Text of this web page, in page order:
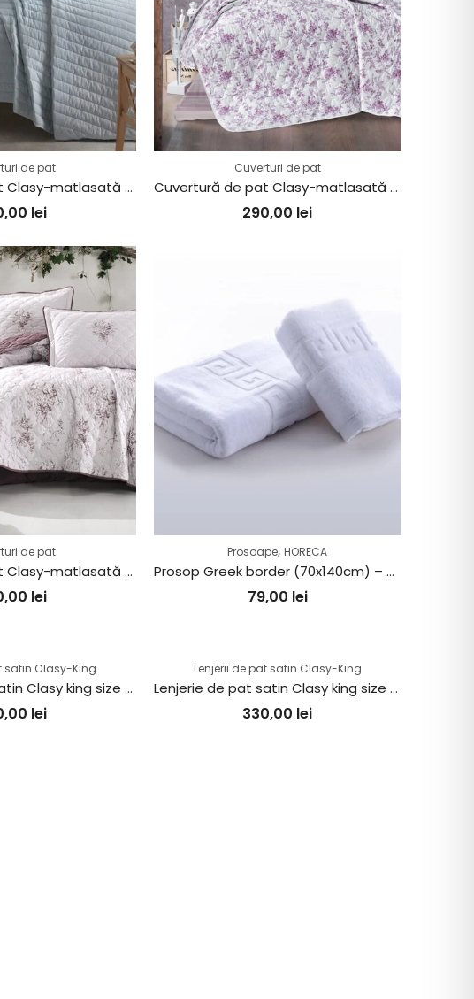
de pat
Cuvertură de pat Clasy-matlasată 2 persoane (PEDRA V4)
lei
Cuverturi de pat
Cuvertură de pat Clasy-matlasată 2 persoane (MONTERA V1)
290,00 lei
de pat
Cuvertură de pat Clasy-matlasată 2 persoane (ESTE V2)
lei
Prosoape,HORECA
Prosop Greek border (70x140cm) – 650g/m2
79,00 lei
satin Clasy-King
Lenjerie de pat satin Clasy king size (ALVIN V1)
lei
Lenjerii de pat satin Clasy-King
Lenjerie de pat satin Clasy king size (VILYA V2)
330,00 lei